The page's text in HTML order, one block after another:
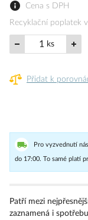
Cena s DPH
Recyklační poplatek
ks
Přidat k
Pro vyzvednutí
do 17:00. To samé platí
Patří mezi
zaznamená i